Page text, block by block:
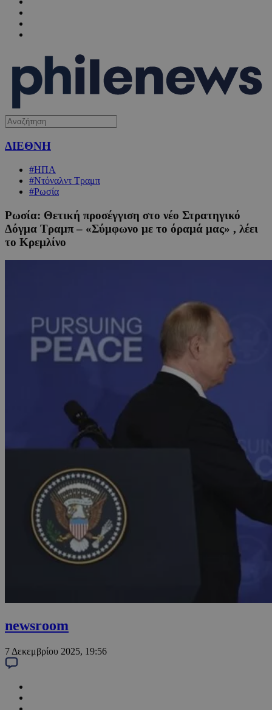
ΔΙΕΘΝΗ
#ΗΠΑ
#Ντόναλντ Τραμπ
#Ρωσία
Ρωσία: Θετική προσέγγιση στο νέο Στρατηγικό
Δόγμα Τραμπ – «Σύμφωνο με το όραμά μας» , λέει
το Κρεμλίνο
newsroom
7 Δεκεμβρίου 2025, 19:56